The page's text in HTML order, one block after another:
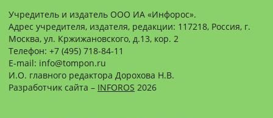
Учредитель и издатель ООО ИА «Инфорос».
Адрес учредителя, издателя, редакции: 117218, Россия, г.
Москва, ул. Кржижановского, д.13, кор. 2
Телефон: +7 (495) 718-84-11
E-mail: info@tompon.ru
И.О. главного редактора Дорохова Н.В.
Разработчик сайта – INFOROS 2026